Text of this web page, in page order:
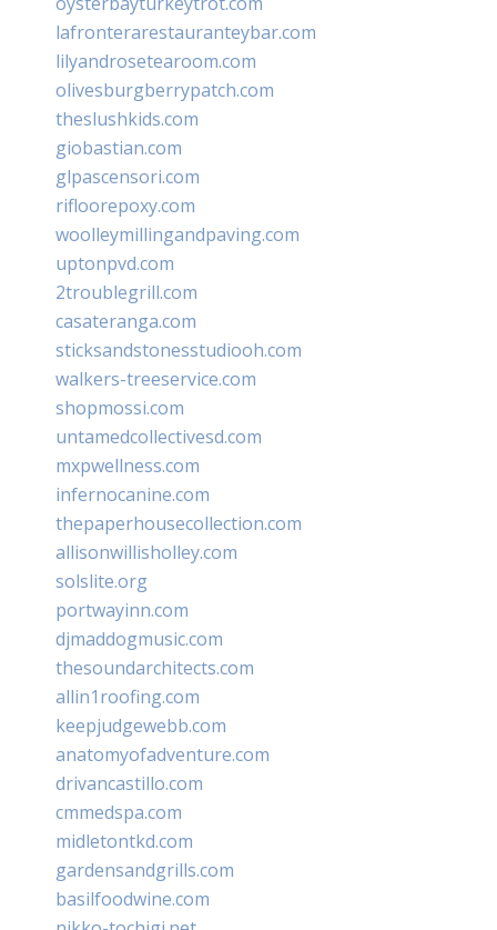
lafronterarestauranteybar.com
lilyandrosetearoom.com
olivesburgberrypatch.com
theslushkids.com
giobastian.com
glpascensori.com
rifloorepoxy.com
woolleymillingandpaving.com
uptonpvd.com
2troublegrill.com
casateranga.com
sticksandstonesstudiooh.com
walkers-treeservice.com
shopmossi.com
untamedcollectivesd.com
mxpwellness.com
infernocanine.com
thepaperhousecollection.com
allisonwillisholley.com
solslite.org
portwayinn.com
djmaddogmusic.com
thesoundarchitects.com
allin1roofing.com
keepjudgewebb.com
anatomyofadventure.com
drivancastillo.com
cmmedspa.com
midletontkd.com
gardensandgrills.com
basilfoodwine.com